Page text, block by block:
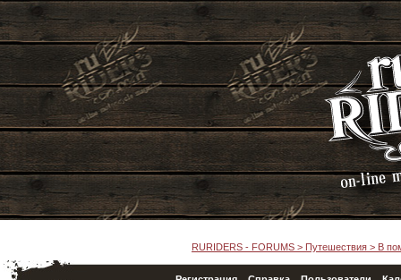
RURIDERS - FORUMS > Путешествия > В